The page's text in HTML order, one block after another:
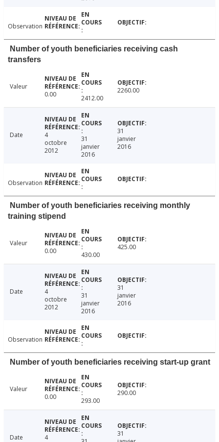
Observation
Number of youth beneficiaries receiving cash
transfers
Valeur
0.00
2412.00
2260.00
Date
4
octobre
2012
31
janvier
2016
31
janvier
2016
Observation
Number of youth beneficiaries receiving monthly
training stipend
Valeur
0.00
430.00
425.00
Date
4
octobre
2012
31
janvier
2016
31
janvier
2016
Observation
Number of youth beneficiaries receiving start-up grant
Valeur
0.00
293.00
290.00
Date
4
31